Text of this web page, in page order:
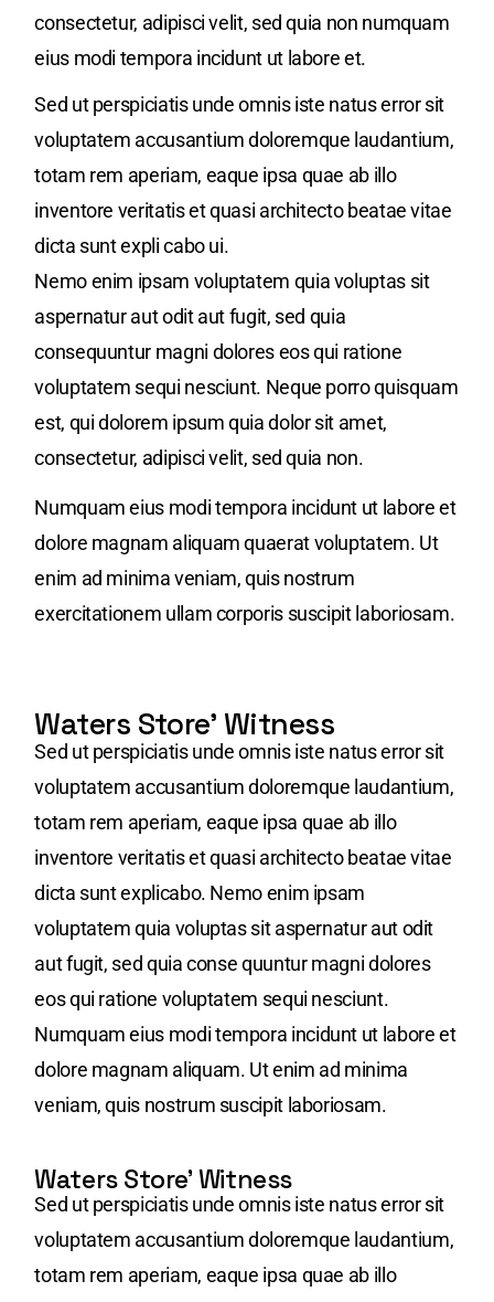
consectetur, adipisci velit, sed quia non numquam
eius modi tempora incidunt ut labore et.
Sed ut perspiciatis unde omnis iste natus error sit
voluptatem accusantium doloremque laudantium,
totam rem aperiam, eaque ipsa quae ab illo
inventore veritatis et quasi architecto beatae vitae
dicta sunt expli cabo ui.
Nemo enim ipsam voluptatem quia voluptas sit
aspernatur aut odit aut fugit, sed quia
consequuntur magni dolores eos qui ratione
voluptatem sequi nesciunt. Neque porro quisquam
est, qui dolorem ipsum quia dolor sit amet,
consectetur, adipisci velit, sed quia non.
Numquam eius modi tempora incidunt ut labore et
dolore magnam aliquam quaerat voluptatem. Ut
enim ad minima veniam, quis nostrum
exercitationem ullam corporis suscipit laboriosam.
Waters Store' Witness
Sed ut perspiciatis unde omnis iste natus error sit
voluptatem accusantium doloremque laudantium,
totam rem aperiam, eaque ipsa quae ab illo
inventore veritatis et quasi architecto beatae vitae
dicta sunt explicabo. Nemo enim ipsam
voluptatem quia voluptas sit aspernatur aut odit
aut fugit, sed quia conse quuntur magni dolores
eos qui ratione voluptatem sequi nesciunt.
Numquam eius modi tempora incidunt ut labore et
dolore magnam aliquam. Ut enim ad minima
veniam, quis nostrum suscipit laboriosam.
Waters Store’ Witness
Sed ut perspiciatis unde omnis iste natus error sit
voluptatem accusantium doloremque laudantium,
totam rem aperiam, eaque ipsa quae ab illo